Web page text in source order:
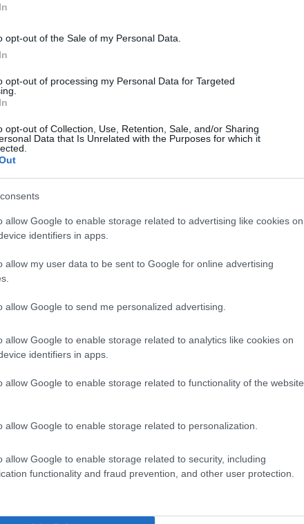
opt-out of the Sale of my Personal Data.
opt-out of processing my Personal Data for Targeted
opt-out of Collection, Use, Retention, Sale, and/or Sharing
Data that Is Unrelated with the Purposes for which it
allow Google to enable storage related to advertising like cookies on
identifiers in apps.
allow my user data to be sent to Google for online advertising
allow Google to send me personalized advertising.
allow Google to enable storage related to analytics like cookies on
identifiers in apps.
allow Google to enable storage related to functionality of the website
allow Google to enable storage related to personalization.
allow Google to enable storage related to security, including
functionality and fraud prevention, and other user protection.
centrale della sua creatività. «Io e mia
la sua vita intensa e le sue esperienze nella
il fotografo. La sua capacità di trasmettere
rende le sue fotografie uniche. “Quando
più che su ciò che indossano”, spiega.
di stabilire un legame autentico con i soggetti,
visivo profondo.
durante le riprese, Weber utilizza i suoi
sul set. “La musica che scelgo può
che si sentano coinvolti”, afferma.
ma favorisce anche relazioni significative
aggiunto
nel casting. “Mettere insieme persone
la magia può accadere quando queste
formarsi sul set e crede che la ricchezza
modelli arricchisca ogni campagna. “La
fonte di ispirazione e creatività”, spiega.